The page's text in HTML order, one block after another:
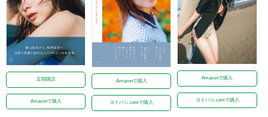
定期購読
Amazonで購入
Amazonで購入
ヨドバシ.comで購入
Amazonで購入
ヨドバシ.comで購入